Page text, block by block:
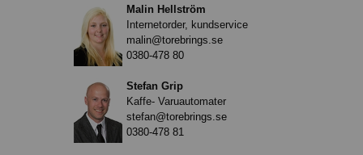
Malin Hellström
Internetorder, kundservice
malin@torebrings.se
0380-478 80
Stefan Grip
Kaffe- Varuautomater
stefan@torebrings.se
0380-478 81